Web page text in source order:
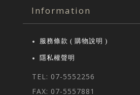
Information
服務條款 ( 購物說明 )
隱私權聲明
TEL: 07-5552256
FAX: 07-5557881